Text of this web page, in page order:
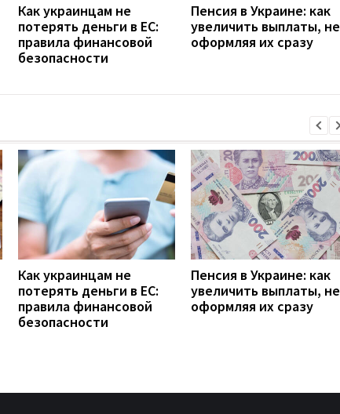
Как украинцам не
потерять деньги в ЕС:
правила финансовой
безопасности
Пенсия в Украине: как
увеличить выплаты, не
оформляя их сразу
Как украинцам не
потерять деньги в ЕС:
правила финансовой
безопасности
Пенсия в Украине: как
увеличить выплаты, не
оформляя их сразу